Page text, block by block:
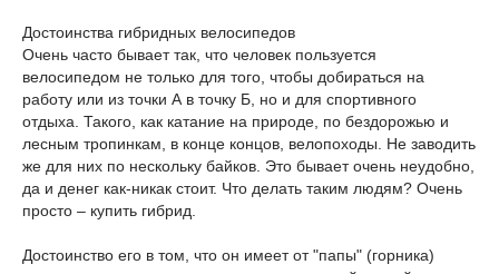
Достоинства гибридных велосипедов
Очень часто бывает так, что человек пользуется
велосипедом не только для того, чтобы добираться на
работу или из точки А в точку Б, но и для спортивного
отдыха. Такого, как катание на природе, по бездорожью и
лесным тропинкам, в конце концов, велопоходы. Не заводить
же для них по нескольку байков. Это бывает очень неудобно,
да и денег как-никак стоит. Что делать таким людям? Очень
просто – купить гибрид.
Достоинство его в том, что он имеет от "папы" (горника)